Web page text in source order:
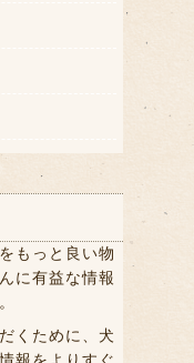
もっと良い物
に有益な情報
くために、犬